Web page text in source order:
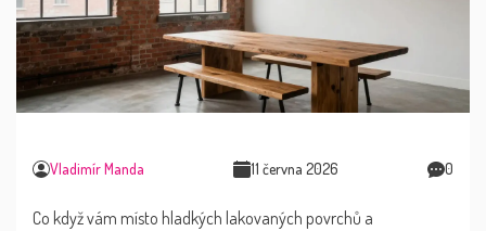
Vladimír Manda 11 června 2026 0
Co když vám místo hladkých lakovaných povrchů a